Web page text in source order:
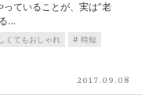
っていることが、実は”老
…
くてもおしゃれ
時短
2017.09.08